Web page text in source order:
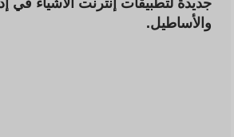
والأساطيل.